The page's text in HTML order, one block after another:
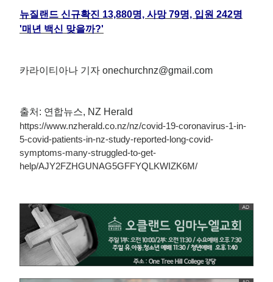
뉴질랜드 신규확진 13,880명, 사망 79명, 입원 242명
'매년 백신 맞을까?'
카라이티아나 기자 onechurchnz@gmail.com
출처: 연합뉴스, NZ Herald
https://www.nzherald.co.nz/nz/covid-19-coronavirus-1-in-
5-covid-patients-in-nz-study-reported-long-covid-
symptoms-many-struggled-to-get-
help/AJY2FZHGUNAG5GFFYQLKWIZK6M/